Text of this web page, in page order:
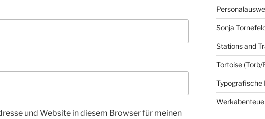
und Website in diesem Browser für meinen
Sonja
Stations and
Tortoise (Torb/
Typografische